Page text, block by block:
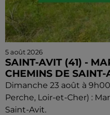
5 août 2026
SAINT-AVIT (41) -
CHEMINS DE SAINT-
Dimanche 23 août à
Perche, Loir-et-Cher) :
Saint-Avit.